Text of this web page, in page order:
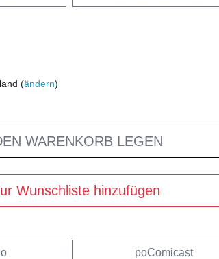
(ändern)
WARENKORB LEGEN
Wunschliste hinzufügen
poComicast